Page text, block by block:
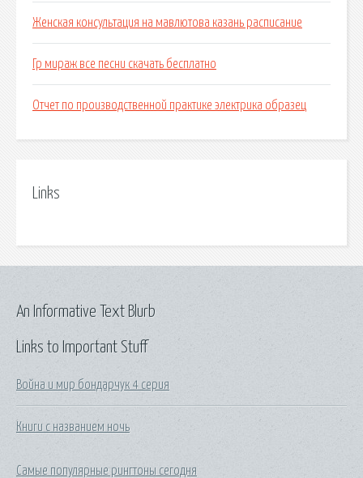
Женская консультация на мавлютова казань расписание
Гр мираж все песни скачать бесплатно
Отчет по производственной практике электрика образец
Links
Links to Important Stuff
Война и мир бондарчук 4 серия
Книги с названием ночь
Самые популярные рингтоны сегодня
An Informative Text Blurb